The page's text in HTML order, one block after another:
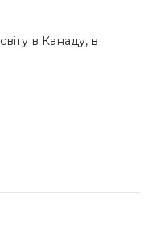
в Канаду, в